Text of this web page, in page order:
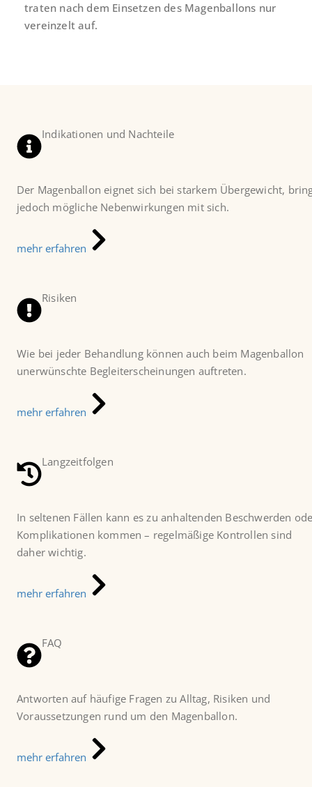
traten nach dem Einsetzen des Magenballons nur
vereinzelt auf.
Indikationen und Nachteile
Der Magenballon eignet sich bei starkem Übergewicht,
jedoch mögliche Nebenwirkungen mit sich.
mehr erfahren
Risiken
Wie bei jeder Behandlung können auch beim Magenballon
unerwünschte Begleiterscheinungen auftreten.
mehr erfahren
Langzeitfolgen
In seltenen Fällen kann es zu anhaltenden Beschwerden
Komplikationen kommen – regelmäßige Kontrollen sind
daher wichtig.
mehr erfahren
FAQ
Antworten auf häufige Fragen zu Alltag, Risiken und
Voraussetzungen rund um den Magenballon.
mehr erfahren